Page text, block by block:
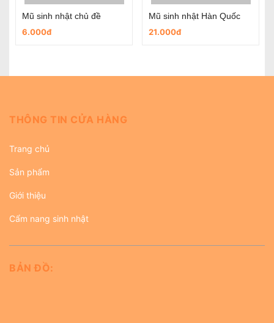
Mũ sinh nhật chủ đề
6.000đ
Mũ sinh nhật Hàn Quốc
21.000đ
THÔNG TIN CỬA HÀNG
Trang chủ
Sản phẩm
Giới thiệu
Cẩm nang sinh nhật
BẢN ĐỒ: